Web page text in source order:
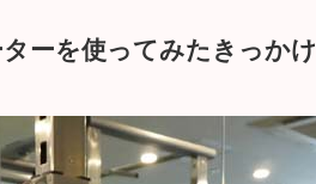
ーを使ってみたきっかけ